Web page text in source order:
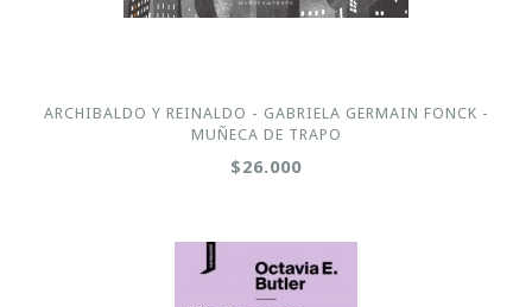
ARCHIBALDO Y REINALDO - GABRIELA GERMAIN FONCK -
MUÑECA DE TRAPO
$26.000